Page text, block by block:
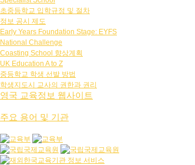
초중등학교 입학규정 및 절차
정보 공시 제도
Early Years Foundation Stage: EYFS
National Challenge
Coasting School 향상계획
UK Education A to Z
중등학교 학생 선발 방법
학생지도시 교사의 권한과 권리
영국 교육정보 웹사이트
주요 용어 및 기관